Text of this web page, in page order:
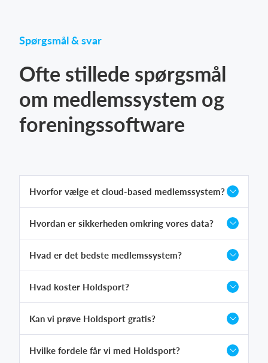
Spørgsmål & svar
Ofte stillede spørgsmål
om medlemssystem og
foreningssoftware
Hvorfor vælge et cloud-based medlemssystem?
Hvordan er sikkerheden omkring vores data?
Hvad er det bedste medlemssystem?
Hvad koster Holdsport?
Kan vi prøve Holdsport gratis?
Hvilke fordele får vi med Holdsport?